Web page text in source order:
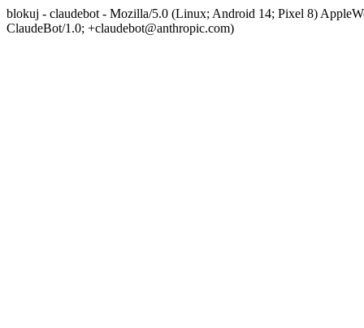
blokuj - claudebot - Mozilla/5.0 (Linux; Android 14; Pixel 8)
ClaudeBot/1.0; +claudebot@anthropic.com)